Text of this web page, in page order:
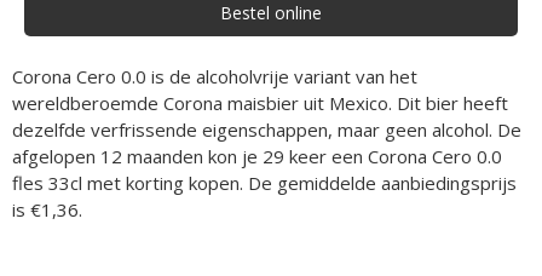
Bestel online
Corona Cero 0.0 is de alcoholvrije variant van het
wereldberoemde Corona maisbier uit Mexico. Dit bier heeft
dezelfde verfrissende eigenschappen, maar geen alcohol. De
afgelopen 12 maanden kon je 29 keer een Corona Cero 0.0
fles 33cl met korting kopen. De gemiddelde aanbiedingsprijs
is €1,36.